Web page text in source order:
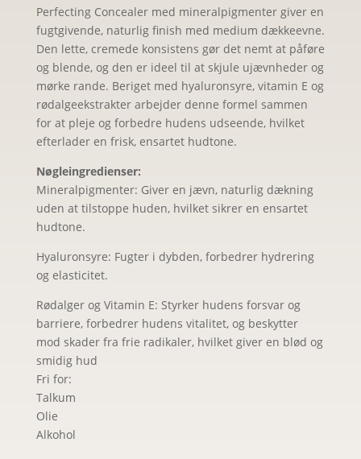
Rosy
antal
Perfecting Concealer med mineralpigmenter giver en
fugtgivende, naturlig finish med medium dækkeevne.
Den lette, cremede konsistens gør det nemt at påføre
og blende, og den er ideel til at skjule ujævnheder og
mørke rande. Beriget med hyaluronsyre, vitamin E og
rødalgeekstrakter arbejder denne formel sammen
for at pleje og forbedre hudens udseende, hvilket
efterlader en frisk, ensartet hudtone.
Nøgleingredienser:
Mineralpigmenter: Giver en jævn, naturlig dækning
uden at tilstoppe huden, hvilket sikrer en ensartet
hudtone.
Hyaluronsyre: Fugter i dybden, forbedrer hydrering
og elasticitet.
Rødalger og Vitamin E: Styrker hudens forsvar og
barriere, forbedrer hudens vitalitet, og beskytter
mod skader fra frie radikaler, hvilket giver en blød og
smidig hud
Fri for:
Talkum
Olie
Alkohol